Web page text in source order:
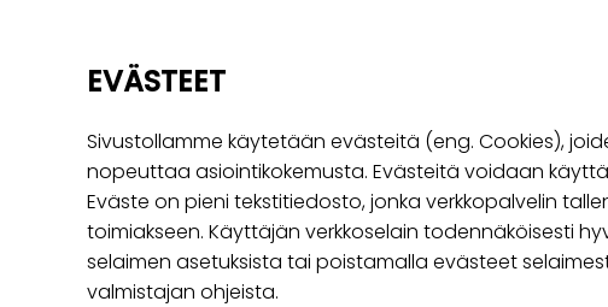
EVÄSTEET
Sivustollamme käytetään evästeitä (eng. Cookies),
nopeuttaa asiointikokemusta. Evästeitä voidaan
Eväste on pieni tekstitiedosto, jonka verkkopalvelin
toimiakseen. Käyttäjän verkkoselain todennäköisesti
selaimen asetuksista tai poistamalla evästeet
valmistajan ohjeista.